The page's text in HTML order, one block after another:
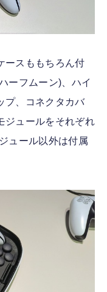
ースももちろん付
ーフムーン)、ハイ
プ、コネクタカバ
ジュールをそれぞれ
ュール以外は付属